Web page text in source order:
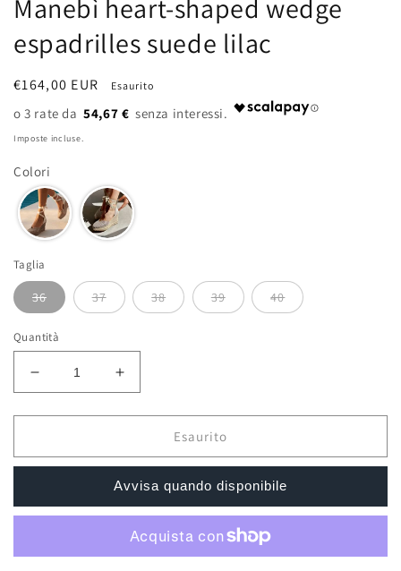
Manebì heart-shaped wedge
espadrilles suede lilac
Prezzo
di
€164,00 EUR Esaurito
54,67 €
Imposte incluse.
Colori
Taglia
36 37 38 39 40
Quantità
Diminuisci
quantità
per
heart-
espadrilles
Aumenta
quantità
per
heart-
wedge
espadrilles
suede
Esaurito
Avvisa quando disponibile